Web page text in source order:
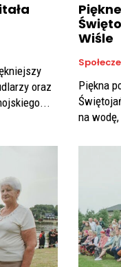
oraz
Wiśle
Piękna
na